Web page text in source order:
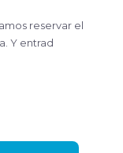
reservar el
Y entrad